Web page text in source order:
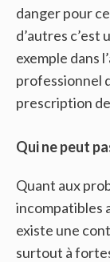
danger pour
d’autres c’est
exemple dans
professionnel
prescription
Qui ne peut
Quant aux
incompatibles
existe une
surtout à